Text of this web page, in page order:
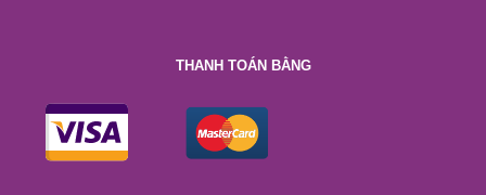
THANH TOÁN BẰNG